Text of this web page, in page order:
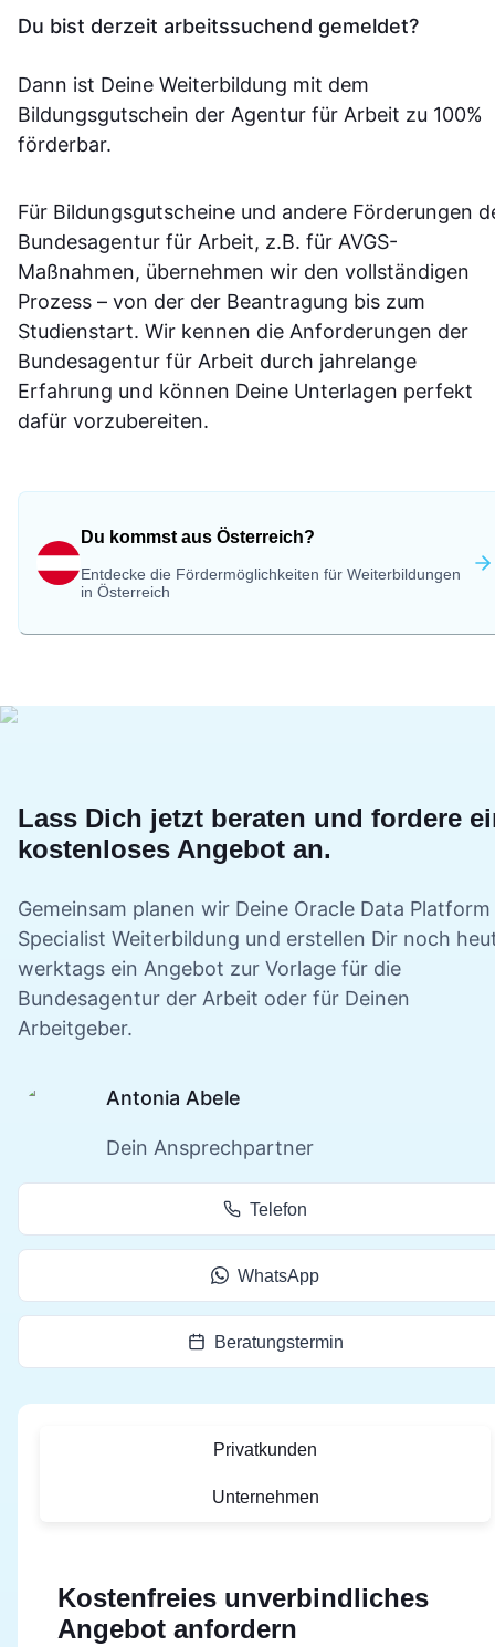
Du bist derzeit arbeitssuchend gemeldet?
Dann ist Deine Weiterbildung mit dem
Bildungsgutschein der Agentur für Arbeit zu 100%
förderbar.
Für Bildungsgutscheine und andere Förderungen
Bundesagentur für Arbeit, z.B. für AVGS-
Maßnahmen, übernehmen wir den vollständigen
Prozess – von der der Beantragung bis zum
Studienstart. Wir kennen die Anforderungen der
Bundesagentur für Arbeit durch jahrelange
Erfahrung und können Deine Unterlagen perfekt
dafür vorzubereiten.
Du kommst aus Österreich?
Entdecke die Fördermöglichkeiten für Weiterbildungen
in Österreich
Lass Dich jetzt beraten und fordere
kostenloses Angebot an.
Gemeinsam planen wir Deine Oracle Data Platform
Specialist Weiterbildung und erstellen Dir noch
werktags ein Angebot zur Vorlage für die
Bundesagentur der Arbeit oder für Deinen
Arbeitgeber.
Antonia Abele
Dein Ansprechpartner
Telefon
WhatsApp
Beratungstermin
Privatkunden
Unternehmen
Kostenfreies unverbindliches
Angebot anfordern